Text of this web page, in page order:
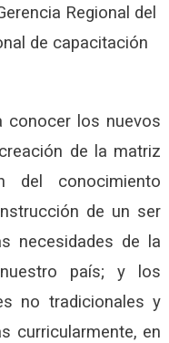
Regional del
de capacitación
conocer los nuevos
de la matriz
del conocimiento
de un ser
necesidades de la
país; y los
no tradicionales y
curricularmente, en